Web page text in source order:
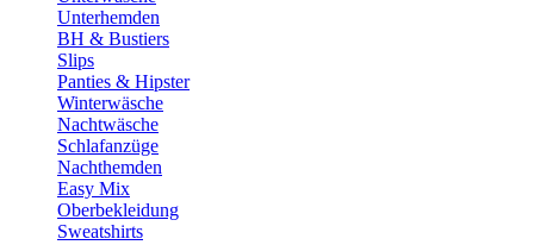
Unterhemden
BH & Bustiers
Slips
Panties & Hipster
Winterwäsche
Nachtwäsche
Schlafanzüge
Nachthemden
Easy Mix
Oberbekleidung
Sweatshirts